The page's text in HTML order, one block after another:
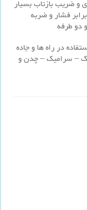
و ضریب بازتاب بسیار
فشار و ضربه
دو طرفه
در راه ها و جاده
– سرامیک – چدن و